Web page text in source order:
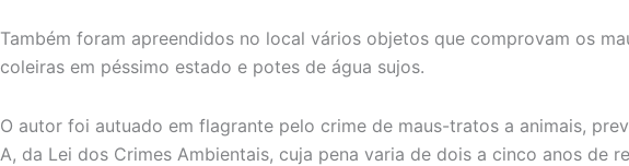
Também foram apreendidos no local vários objetos que comprovam os
coleiras em péssimo estado e potes de água sujos.
O autor foi autuado em flagrante pelo crime de maus-tratos a animais,
A, da Lei dos Crimes Ambientais, cuja pena varia de dois a cinco anos de